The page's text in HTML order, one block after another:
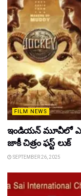
FILM NEWS
ఇండియన్ మూవీలో
జాకీ చిత్రం ఫస్ట్ లుక్
SEPTEMBER 26, 2025